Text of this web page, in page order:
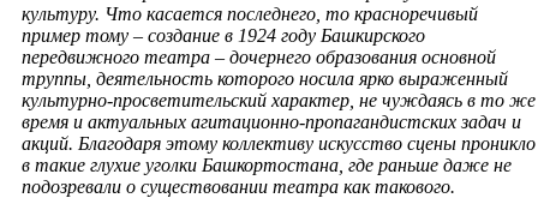
культуру. Что касается последнего, то красноречивый
пример тому – создание в 1924 году Башкирского
передвижного театра – дочернего образования основной
труппы, деятельность которого носила ярко выраженный
культурно-просветительский характер, не чуждаясь в то же
время и актуальных агитационно-пропагандистских задач и
акций. Благодаря этому коллективу искусство сцены проникло
в такие глухие уголки Башкортостана, где раньше даже не
подозревали о существовании театра как такового.